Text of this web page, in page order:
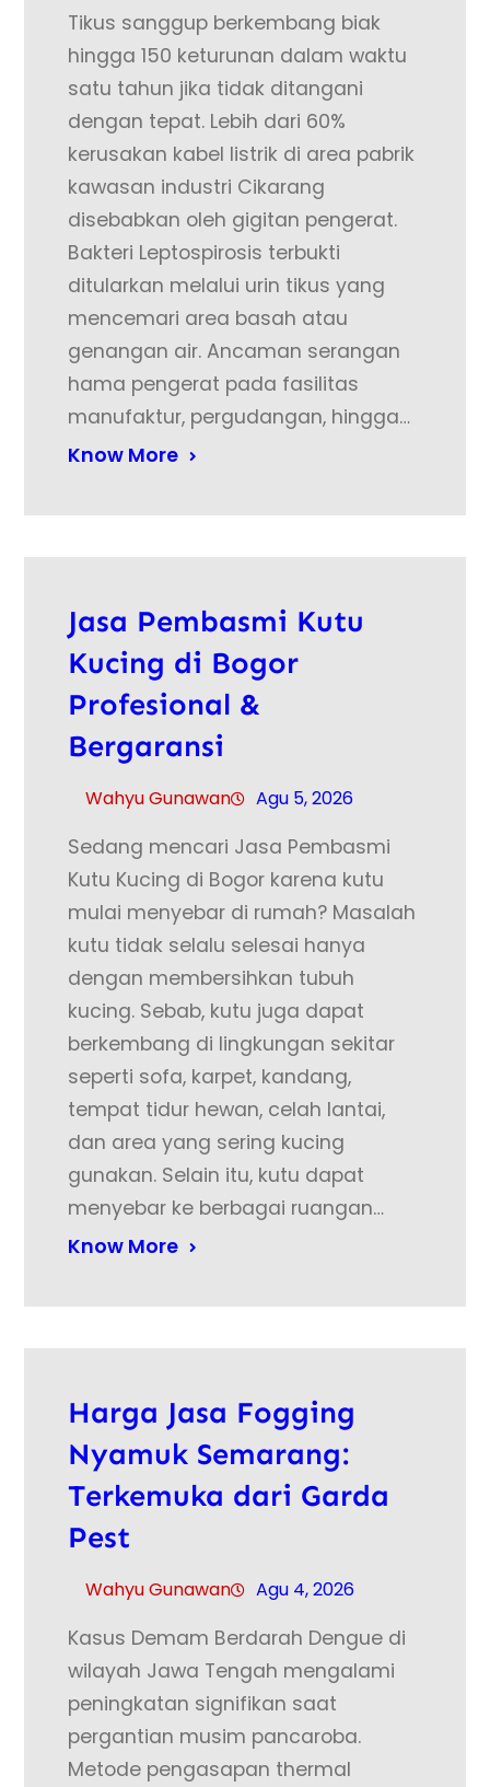
Tikus sanggup berkembang biak
hingga 150 keturunan dalam waktu
satu tahun jika tidak ditangani
dengan tepat. Lebih dari 60%
kerusakan kabel listrik di area pabrik
kawasan industri Cikarang
disebabkan oleh gigitan pengerat.
Bakteri Leptospirosis terbukti
ditularkan melalui urin tikus yang
mencemari area basah atau
genangan air. Ancaman serangan
hama pengerat pada fasilitas
manufaktur, pergudangan, hingga…
Know More
Jasa Pembasmi Kutu
Kucing di Bogor
Profesional &
Bergaransi
Wahyu Gunawan Agu 5, 2026
Sedang mencari Jasa Pembasmi
Kutu Kucing di Bogor karena kutu
mulai menyebar di rumah? Masalah
kutu tidak selalu selesai hanya
dengan membersihkan tubuh
kucing. Sebab, kutu juga dapat
berkembang di lingkungan sekitar
seperti sofa, karpet, kandang,
tempat tidur hewan, celah lantai,
dan area yang sering kucing
gunakan. Selain itu, kutu dapat
menyebar ke berbagai ruangan…
Know More
Harga Jasa Fogging
Nyamuk Semarang:
Terkemuka dari Garda
Pest
Wahyu Gunawan Agu 4, 2026
Kasus Demam Berdarah Dengue di
wilayah Jawa Tengah mengalami
peningkatan signifikan saat
pergantian musim pancaroba.
Metode pengasapan thermal